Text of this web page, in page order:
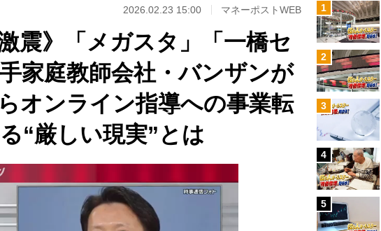
2026.02.23 15:00 マネーポストWEB
震》「メガスタ」「一橋セ
家庭教師会社・バンザンが
オンライン指導への事業転
“厳しい現実”とは
1
2
3
4
5